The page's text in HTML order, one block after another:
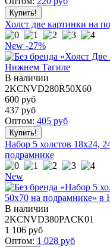
Холст две картинки на
New -27%
В наличии
2KCNVD280R50X60
600 руб
437 руб
Оптом: 405 руб
Набор 5 холстов 18x24,
подрамнике
New
В наличии
2KCNVD380PACK01
1 106 руб
Оптом: 1 028 руб